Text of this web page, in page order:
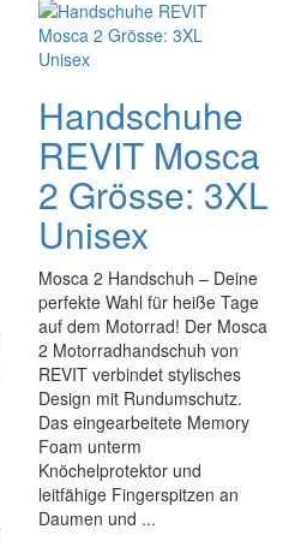
Handschuhe
REVIT Mosca
2 Grösse: 3XL
Unisex
Mosca 2 Handschuh – Deine
perfekte Wahl für heiße Tage
auf dem Motorrad! Der Mosca
2 Motorradhandschuh von
REVIT verbindet stylisches
Design mit Rundumschutz.
Das eingearbeitete Memory
Foam unterm
Knöchelprotektor und
leitfähige Fingerspitzen an
Daumen und ...